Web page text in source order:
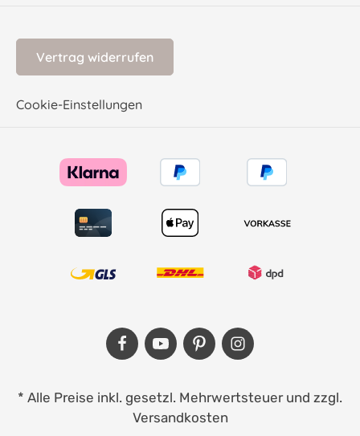
Vertrag widerrufen
Cookie-Einstellungen
* Alle Preise inkl. gesetzl. Mehrwertsteuer und zzgl.
Versandkosten